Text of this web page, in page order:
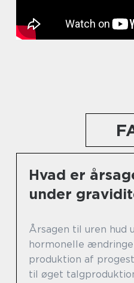
Hvad er
under
Årsagen til uren hud
hormonelle
produktion af
til øget